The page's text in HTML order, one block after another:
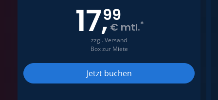
17,
99
€ mtl.*
zzgl. Versand
Box zur Miete
Jetzt buchen